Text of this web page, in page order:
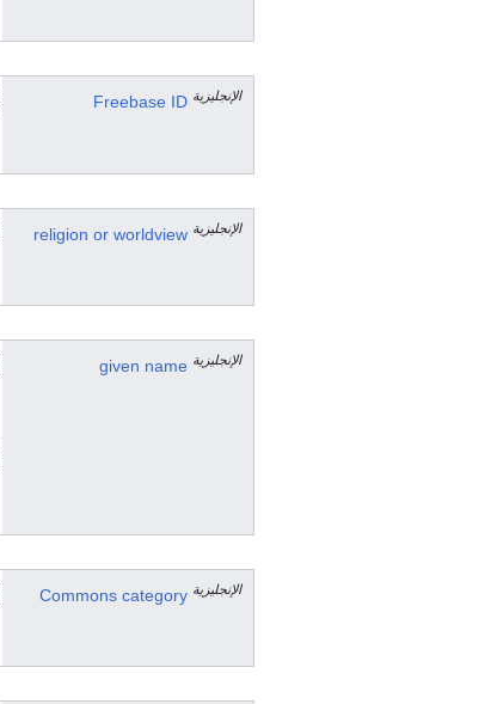
Freebase ID الإنجليزية
religion or worldview الإنجليزية
given name الإنجليزية
Commons category الإنجليزية